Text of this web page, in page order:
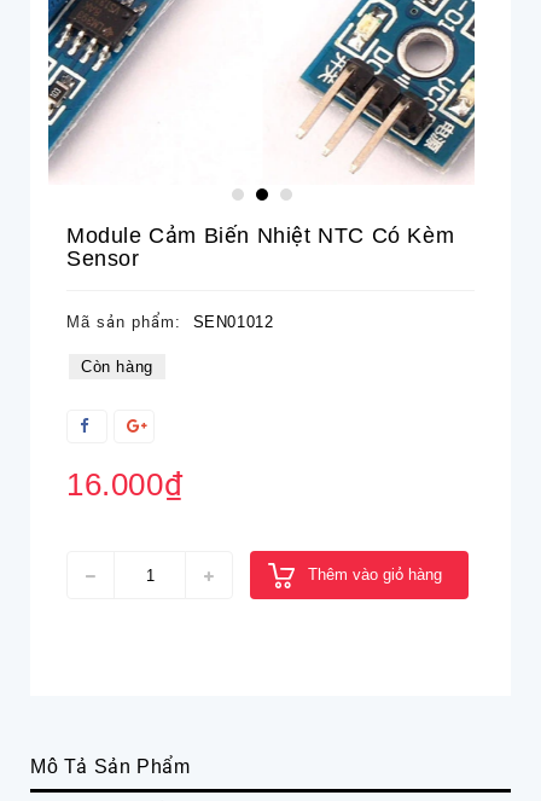
Module Cảm Biến Nhiệt NTC Có Kèm
Sensor
Mã sản phẩm: SEN01012
Còn hàng
16.000₫
Thêm vào giỏ hàng
Mô Tả Sản Phẩm